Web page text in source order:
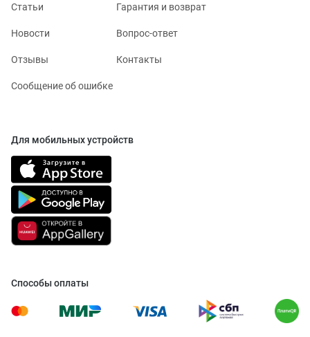
Статьи Гарантия и возврат
Новости Вопрос-ответ
Отзывы Контакты
Сообщение об ошибке
Для мобильных устройств
Способы оплаты